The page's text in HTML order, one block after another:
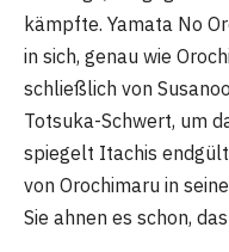
kämpfte. Yamata No
in sich, genau wie
schließlich von
Totsuka-Schwert, um
spiegelt Itachis
von Orochimaru in
Sie ahnen es schon,